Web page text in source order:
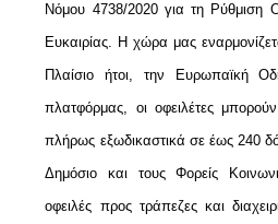
Νόμου 4738/2020 για τη Ρύθμιση
Ευκαιρίας. Η χώρα μας
Πλαίσιο ήτοι, την Ευρωπαϊκή
πλατφόρμας, οι οφειλέτες
πλήρως εξωδικαστικά σε έως 240
Δημόσιο και τους Φορείς
οφειλές προς τράπεζες και